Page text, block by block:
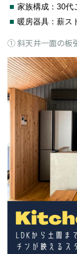
家族構成：30代
暖房器具：薪ス
① 斜天井一面の板